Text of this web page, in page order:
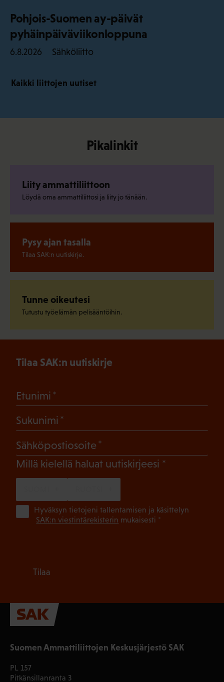
Pohjois-Suomen ay-päivät
pyhäinpäiväviikonloppuna
6.8.2026 Sähköliitto
Kaikki liittojen uutiset
Pikalinkit
Liity ammattiliittoon
Löydä oma ammattiliittosi ja liity jo tänään.
Pysy ajan tasalla
Tilaa SAK:n uutiskirje.
Tunne oikeutesi
Tutustu työelämän pelisääntöihin.
Suomen Ammattiliittojen Keskusjärjestö SAK
PL 157
Pitkänsillanranta 3
Tilaa SAK:n uutiskirje
Etunimi
Sukunimi
Sähköpostiosoite
Millä kielellä haluat uutiskirjeesi (Pakollinen)
Hyväksyn tietojeni tallentamisen ja käsittelyn
SAK:n viestintärekisterin mukaisesti *
Tilaa